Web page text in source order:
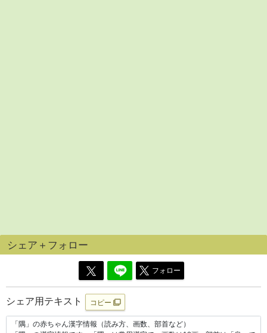
シェア＋フォロー
フォロー
シェア用テキスト コピー